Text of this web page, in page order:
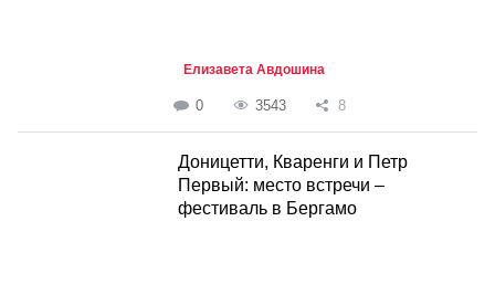
Елизавета Авдошина
0 3543 8
Доницетти, Кваренги и Петр
Первый: место встречи –
фестиваль в Бергамо